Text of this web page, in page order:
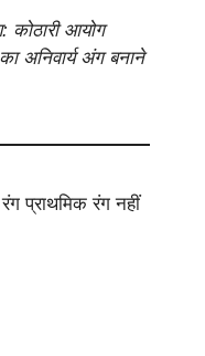
कोठारी आयोग
अनिवार्य अंग बनाने
प्राथमिक रंग नहीं